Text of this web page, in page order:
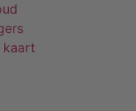
kaart